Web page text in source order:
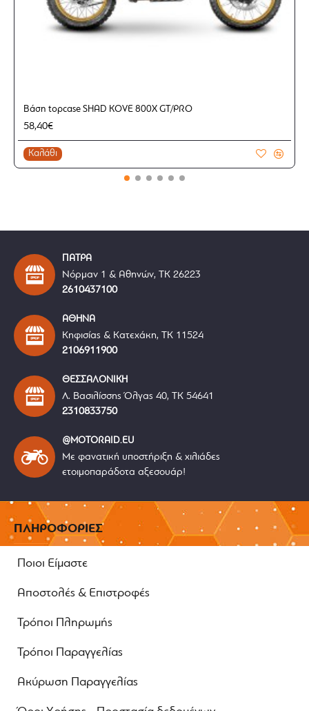
Βάση topcase SHAD KOVE 800X GT/PRO
58,40€
Καλάθι
ΠΑΤΡΑ
Νόρμαν 1 & Αθηνών, ΤΚ 26223
2610437100
ΑΘΗΝΑ
Κηφισίας & Κατεχάκη, ΤΚ 11524
2106911900
ΘΕΣΣΑΛΟΝΙΚΗ
Λ. Βασιλίσσης Όλγας 40, ΤΚ 54641
2310833750
@MOTORAID.EU
Με φανατική υποστήριξη & χιλιάδες
ετοιμοπαράδοτα αξεσουάρ!
ΠΛΗΡΟΦΟΡΙΕΣ
Ποιοι Είμαστε
Αποστολές & Επιστροφές
Τρόποι Πληρωμής
Τρόποι Παραγγελίας
Ακύρωση Παραγγελίας